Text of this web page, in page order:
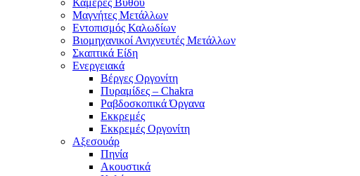
Μαγνήτες Μετάλλων
Εντοπισμός Καλωδίων
Βιομηχανικοί Ανιχνευτές Μετάλλων
Σκαπτικά Είδη
Ενεργειακά
Βέργες Οργονίτη
Πυραμίδες – Chakra
Ραβδοσκοπικά Όργανα
Εκκρεμές
Εκκρεμές Οργονίτη
Αξεσουάρ
Πηνία
Ακουστικά